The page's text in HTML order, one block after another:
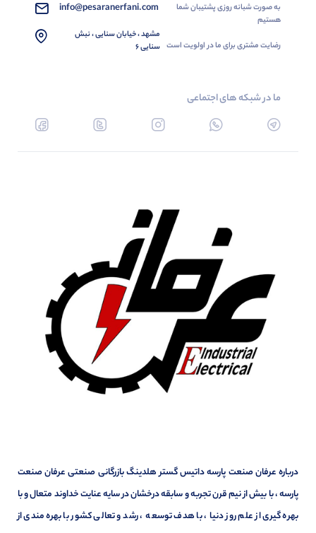
به صورت شبانه روزی پشتیبان شما
هستیم
رضایت مشتری برای ما در اولویت است
info@pesaranerfani.com
مشهد ، خیابان سنایی ، نبش
سنایی 6
ما در شبکه های اجتماعی
درباره عرفان صنعت پارسه داتیس گستر هلدینگ بازرگانی صنعتی عرفان صنعت
پارسه ، با بیش از نیم قرن تجربه و سابقه درخشان در سایه عنایت خداوند متعال و با
بهره گیری از علم روز دنیا ، با هدف توسعه ، رشد و تعالی کشور با بهره مندی از